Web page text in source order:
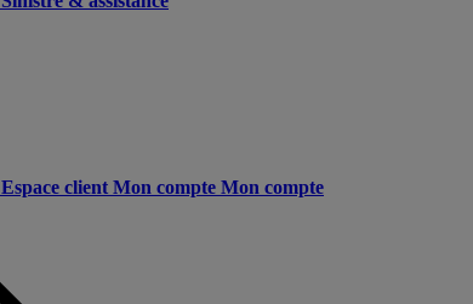
Espace client Mon compte Mon compte